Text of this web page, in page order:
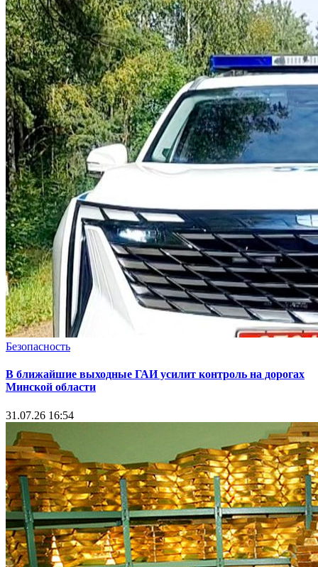
Безопасность
В ближайшие выходные ГАИ усилит контроль на дорогах
Минской области
31.07.26 16:54